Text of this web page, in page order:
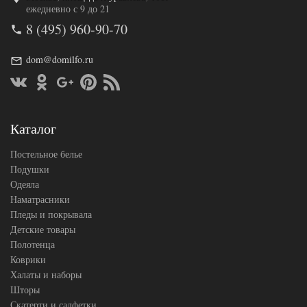
Код товара
558-893
Артикул
96
Размер
200х220
Размер
230х250
наволочек
Производитель
ежедневно с 9 до 21
8 (495) 960-90-70
dom@domilfo.ru
Каталог
Постельное белье
Подушки
Одеяла
Наматрасники
Пледы и покрывала
Детские товары
Полотенца
Коврики
Халаты и наборы
Шторы